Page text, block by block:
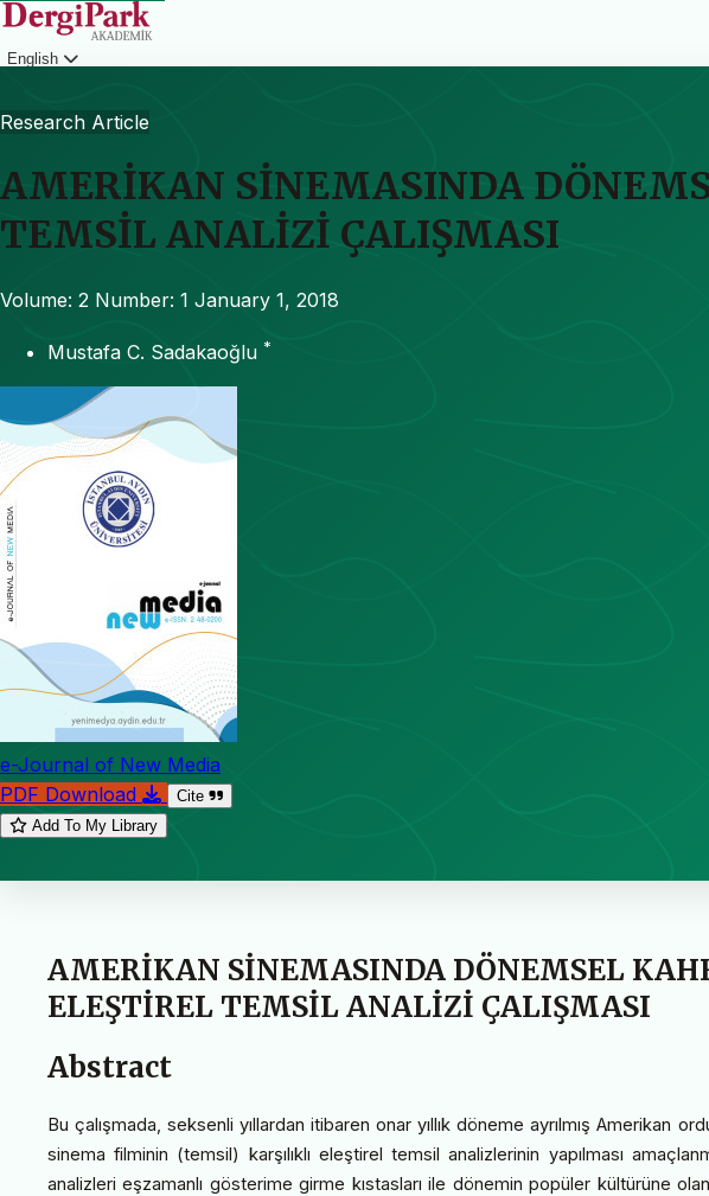
English
Research Article
AMERİKAN SİNEMASINDA
TEMSİL ANALİZİ ÇALIŞMASI
Volume: 2 Number: 1 January 1, 2018
Mustafa C. Sadakaoğlu *
e-Journal of New Media
PDF Download
Cite
Add To My Library
AMERİKAN SİNEMASINDA DÖNEMSEL
ELEŞTİREL TEMSİL ANALİZİ ÇALIŞMASI
Abstract
Bu çalışmada, seksenli yıllardan itibaren onar yıllık döneme ayrılmış Amerikan
sinema filminin (temsil) karşılıklı eleştirel temsil analizlerinin yapılması
analizleri eşzamanlı gösterime girme kıstasları ile dönemin popüler kültürüne